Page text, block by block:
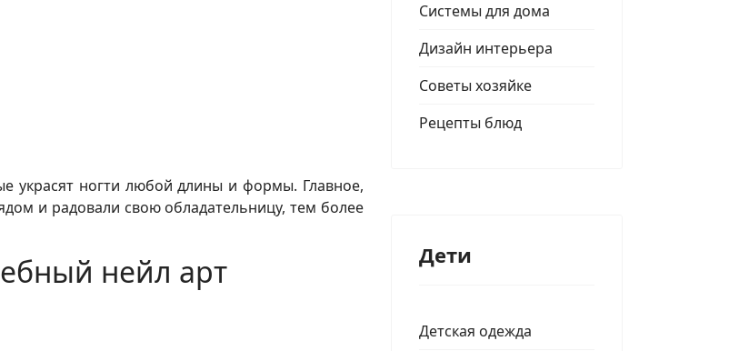
украсят ногти любой длины и формы. Главное,
и радовали свою обладательницу, тем более
нейл арт
Системы для дома
Дизайн интерьера
Советы хозяйке
Рецепты блюд
Дети
Детская одежда